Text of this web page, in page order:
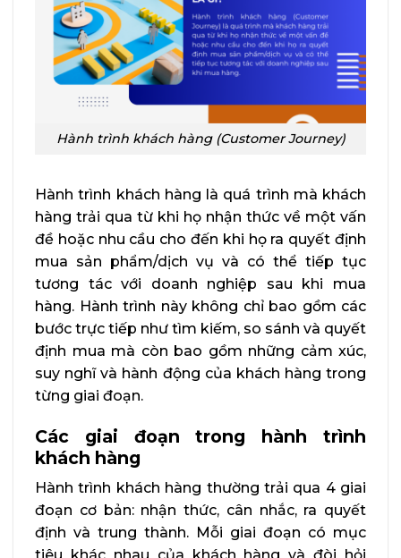
Hành trình khách hàng (Customer Journey)
Hành trình khách hàng là quá trình mà khách
hàng trải qua từ khi họ nhận thức về một vấn
đề hoặc nhu cầu cho đến khi họ ra quyết định
mua sản phẩm/dịch vụ và có thể tiếp tục
tương tác với doanh nghiệp sau khi mua
hàng. Hành trình này không chỉ bao gồm các
bước trực tiếp như tìm kiếm, so sánh và quyết
định mua mà còn bao gồm những cảm xúc,
suy nghĩ và hành động của khách hàng trong
từng giai đoạn.
Các giai đoạn trong hành trình
khách hàng
Hành trình khách hàng thường trải qua 4 giai
đoạn cơ bản: nhận thức, cân nhắc, ra quyết
định và trung thành. Mỗi giai đoạn có mục